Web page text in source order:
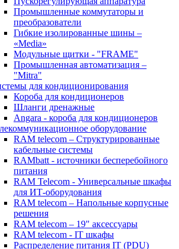
Промышленные коммутаторы и
преобразователи
Гибкие изолированные шины –
«Media»
Модульные щитки - "FRAME"
Промышленная автоматизация –
"Mitra"
для кондиционирования
Короба для кондиционеров
Шланги дренажные
Angara - короба для кондиционеров
оборудование
RAM telecom – Структурированные
кабельные системы
RAMbatt - источники бесперебойного
питания
RAM Telecom - Универсальные шкафы
для ИТ-оборудования
RAM telecom – Напольные корпусные
решения
RAM telecom – 19" аксессуары
RAM telecom - IT шкафы
Распределение питания IT (PDU)